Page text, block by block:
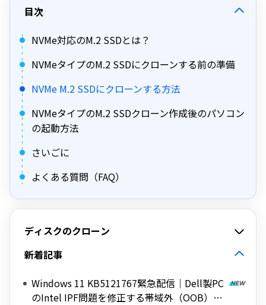
目次
NVMe対応のM.2 SSDとは？
NVMeタイプのM.2 SSDにクローンする前の準備
NVMe M.2 SSDにクローンする方法
NVMeタイプのM.2 SSDクローン作成後のパソコン
の起動方法
さいごに
よくある質問（FAQ）
ディスクのクローン
新着記事
Windows 11 KB5121767緊急配信｜Dell製PC
のIntel IPF問題を修正する帯域外（OOB）ア